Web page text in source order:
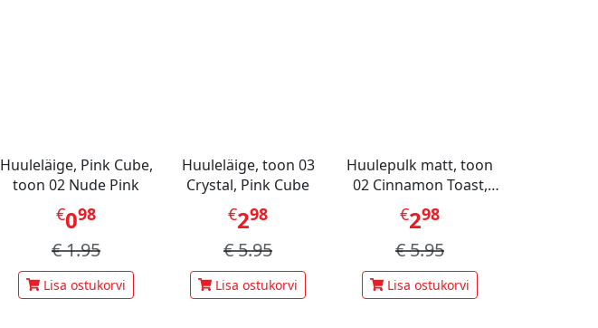
Huuleläige, Pink Cube,
toon 02 Nude Pink
€098
€1.95
Lisa ostukorvi
Huuleläige, toon 03
Crystal, Pink Cube
€298
€5.95
Lisa ostukorvi
Huulepulk matt, toon
02 Cinnamon Toast,
Pink Cube
€298
€5.95
Lisa ostukorvi